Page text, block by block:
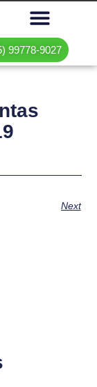
99778-9027
Next